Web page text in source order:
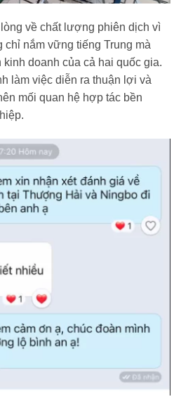
về chất lượng phiên dịch vì
chỉ nắm vững tiếng Trung mà
doanh của cả hai quốc gia.
làm việc diễn ra thuận lợi và
mối quan hệ hợp tác bền